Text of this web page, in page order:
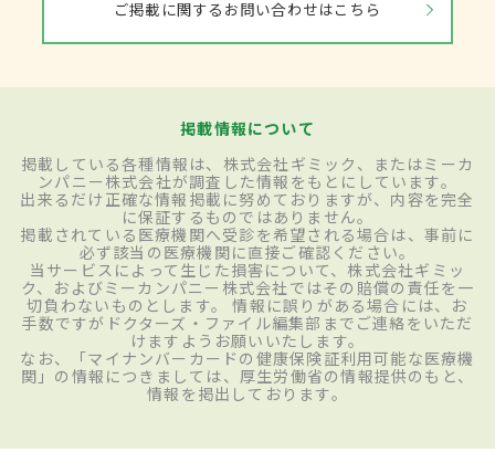
ご掲載に関するお問い合わせはこちら
掲載情報について
掲載している各種情報は、株式会社ギミック、またはミーカ
ンパニー株式会社が調査した情報をもとにしています。
出来るだけ正確な情報掲載に努めておりますが、内容を完全
に保証するものではありません。
掲載されている医療機関へ受診を希望される場合は、事前に
必ず該当の医療機関に直接ご確認ください。
当サービスによって生じた損害について、株式会社ギミッ
ク、およびミーカンパニー株式会社ではその賠償の責任を一
切負わないものとします。 情報に誤りがある場合には、お
手数ですがドクターズ・ファイル編集部までご連絡をいただ
けますようお願いいたします。
なお、「マイナンバーカードの健康保険証利用可能な医療機
関」の情報につきましては、厚生労働省の情報提供のもと、
情報を掲出しております。